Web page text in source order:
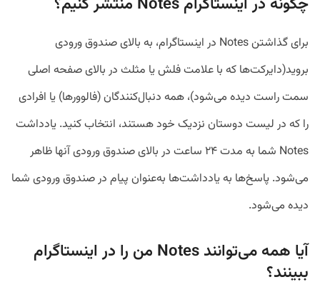
برای گذاشتن Notes در اینستاگرام، به بالای صندوق ورودی
بروید(دایرکت‌ها که با علامت فلش یا مثلث در بالای صفحه اصلی
سمت راست دیده می‌شود)، همه دنبال‌کنندگان (فالوورها) یا افرادی
را که در لیست دوستان نزدیک خود هستند، انتخاب کنید. یادداشت
Notes شما به مدت ۲۴ ساعت در بالای صندوق ورودی آنها ظاهر
می‌شود. پاسخ‌ها به یادداشت‌ها به‌عنوان پیام در صندوق ورودی شما
دیده می‌شود.
آیا همه می‌توانند Notes من را در اینستاگرام
ببینند؟